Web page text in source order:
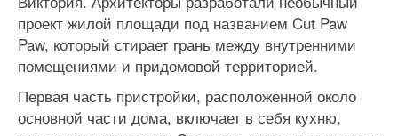
проект жилой площади под названием Cut Paw
Paw, который стирает грань между внутренними
помещениями и придомовой территорией.
Первая часть пристройки, расположенной около
основной части дома, включает в себя кухню,